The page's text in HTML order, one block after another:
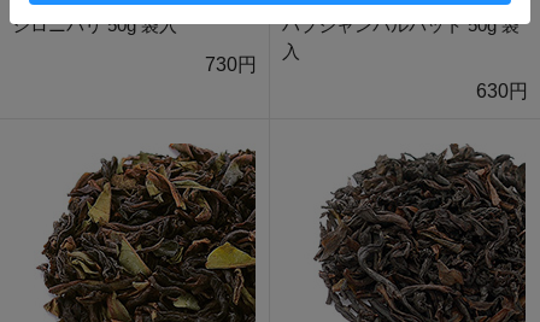
シロニバリ 50g 袋入
730円
ハプジャンパルバット 50g 袋
入
630円